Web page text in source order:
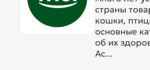
страны
кошки,
основные
об их
Ас...